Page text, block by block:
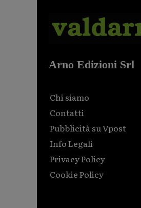
Arno Edizioni Srl
Chi siamo
Contatti
Pubblicità su Vpost
Info Legali
Privacy Policy
Cookie Policy